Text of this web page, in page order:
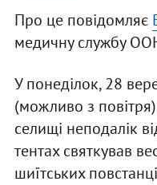
Про це повідомляє
медичну службу
У понеділок, 28
(можливо з
селищі неподалік
тентах святкував
шиїтських